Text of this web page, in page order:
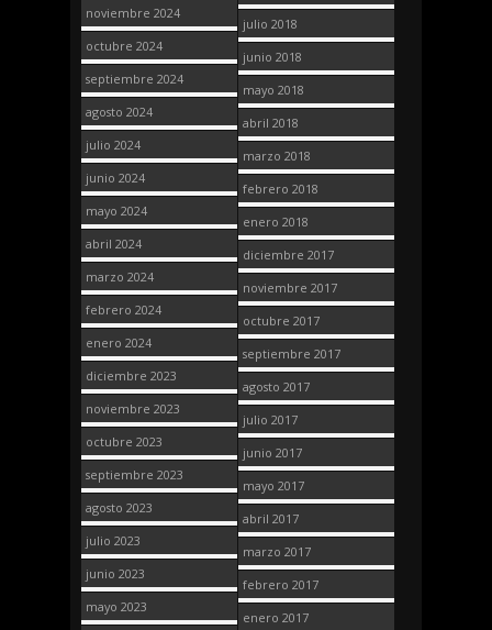
noviembre 2024
octubre 2024
septiembre 2024
agosto 2024
julio 2024
junio 2024
mayo 2024
abril 2024
marzo 2024
febrero 2024
enero 2024
diciembre 2023
noviembre 2023
octubre 2023
septiembre 2023
agosto 2023
julio 2023
junio 2023
mayo 2023
julio 2018
junio 2018
mayo 2018
abril 2018
marzo 2018
febrero 2018
enero 2018
diciembre 2017
noviembre 2017
octubre 2017
septiembre 2017
agosto 2017
julio 2017
junio 2017
mayo 2017
abril 2017
marzo 2017
febrero 2017
enero 2017